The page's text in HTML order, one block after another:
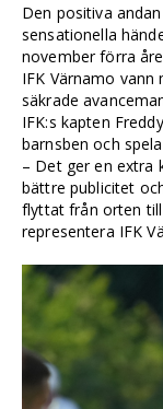
Den positiva
sensationella
november förra
IFK Värnamo
säkrade
IFK:s kapten
barnsben och
– Det ger en extra
bättre publicitet
flyttat från orten
representera IFK